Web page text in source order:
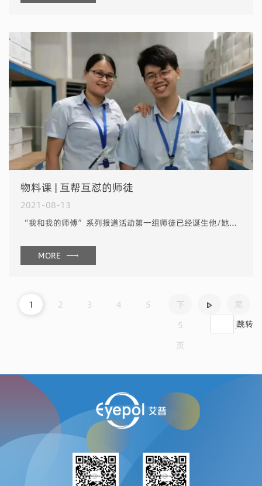
物料课 | 互帮互怼的师徒
2021-08-13
“我和我的师傅”系列报道活动第一组师徒已经诞生他/她们将每人获得一张永辉购物卡（100元） 快来报名吧也许下一个故事的主角就是你们 Sign up link 长按二维码扫描
MORE
1 2 3 4 5
下
5
页
尾
页
跳转